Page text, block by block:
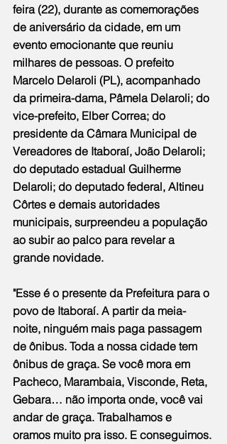
feira (22), durante as comemorações
de aniversário da cidade, em um
evento emocionante que reuniu
milhares de pessoas. O prefeito
Marcelo Delaroli (PL), acompanhado
da primeira-dama, Pâmela Delaroli; do
vice-prefeito, Elber Correa; do
presidente da Câmara Municipal de
Vereadores de Itaboraí, João Delaroli;
do deputado estadual Guilherme
Delaroli; do deputado federal, Altineu
Côrtes e demais autoridades
municipais, surpreendeu a população
ao subir ao palco para revelar a
grande novidade.
"Esse é o presente da Prefeitura para o
povo de Itaboraí. A partir da meia-
noite, ninguém mais paga passagem
de ônibus. Toda a nossa cidade tem
ônibus de graça. Se você mora em
Pacheco, Marambaia, Visconde, Reta,
Gebara… não importa onde, você vai
andar de graça. Trabalhamos e
oramos muito pra isso. E conseguimos.